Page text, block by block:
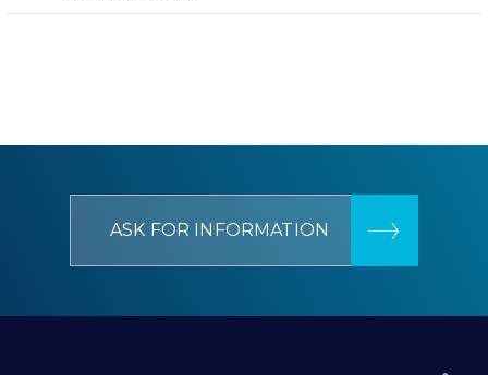
ASK FOR INFORMATION